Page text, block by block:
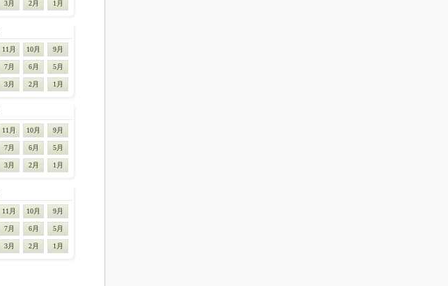
3月 2月 1月
11月 10月 9月
7月 6月 5月
3月 2月 1月
11月 10月 9月
7月 6月 5月
3月 2月 1月
11月 10月 9月
7月 6月 5月
3月 2月 1月